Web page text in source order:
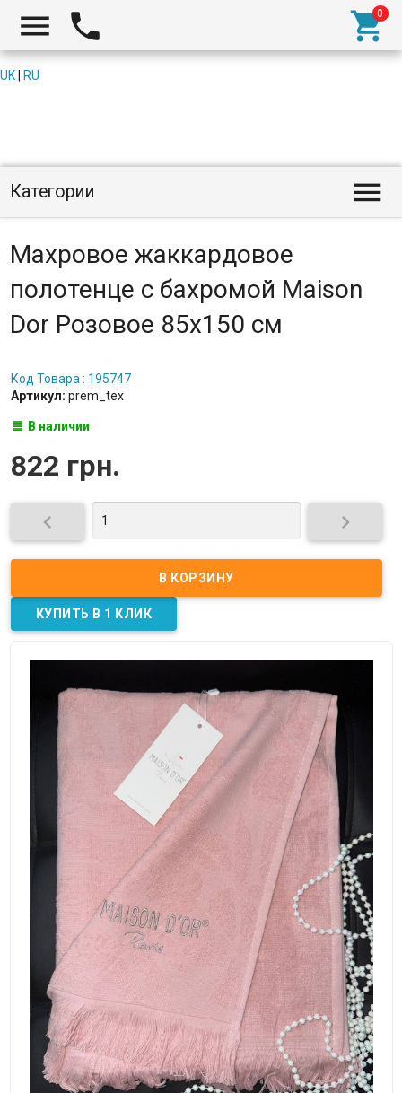
  
UK RU
Категории 
Махровое жаккардовое
полотенце с бахромой Maison
Dor Розовое 85x150 см
Код Товара : 195747
Артикул: prem_tex
В наличии
822 грн.
 